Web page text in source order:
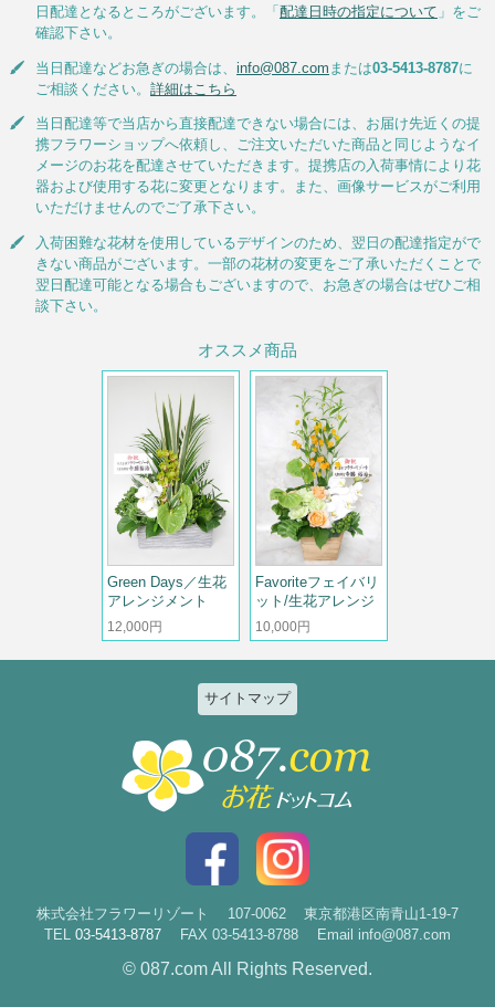
日配達となるところがございます。「配達日時の指定について 」をご
確認下さい。
当日配達などお急ぎの場合は、 info@087.com または03-5413-8787に
ご相談ください。 詳細はこちら
当日配達等で当店から直接配達できない場合には、お届け先近くの提
携フラワーショップへ依頼し、ご注文いただいた商品と同じようなイ
メージのお花を配達させていただきます。提携店の入荷事情により花
器および使用する花に変更となります。また、画像サービスがご利用
いただけませんのでご了承下さい。
入荷困難な花材を使用しているデザインのため、翌日の配達指定がで
きない商品がございます。一部の花材の変更をご了承いただくことで
翌日配達可能となる場合もございますので、お急ぎの場合はぜひご相
談下さい。
オススメ商品
Green Days／生花
アレンジメント
12,000円
Favoriteフェイバリ
ット/生花アレンジ
10,000円
サイトマップ
特集
2026ひまわりと夏の花特集
お祝い花特集～開店・移転・就
花束
アレンジ
個人のお客様
結婚記念日
入社・退職
結婚
出産
新築・引越
お見舞い
株式会社フラワーリゾート 107-0062
東京都港区南青山1-19-7
TEL03-5413-8787 FAX 03-5413-8788 Email info@087.com
© 087.com All Rights Reserved.